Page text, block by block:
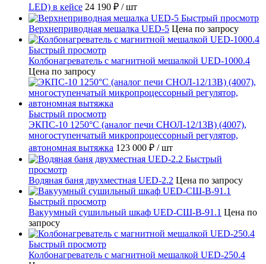
LED) в кейсе 24 190 ₽ / шт
Быстрый просмотр
Верхнеприводная мешалка UED-5 Цена по запросу
Быстрый просмотр
Колбонагреватель с магнитной мешалкой UED-1000.4
Цена по запросу
Быстрый просмотр
ЭКПС-10 1250°С (аналог печи СНОЛ-12/13В) (4007),
многоступенчатый микропроцессорный регулятор,
автономная вытяжка 123 000 ₽ / шт
Быстрый
просмотр
Водяная баня двухместная UED-2.2 Цена по запросу
Быстрый просмотр
Вакуумный сушильный шкаф UED-СШ-В-91.1 Цена по
запросу
Быстрый просмотр
Колбонагреватель с магнитной мешалкой UED-250.4